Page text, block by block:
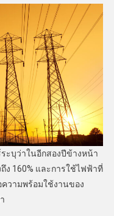
ว่าในอีกสองปีข้างหน้า
ง 160% และการใช้ไฟฟ้าที่
วามพร้อมใช้งานของ